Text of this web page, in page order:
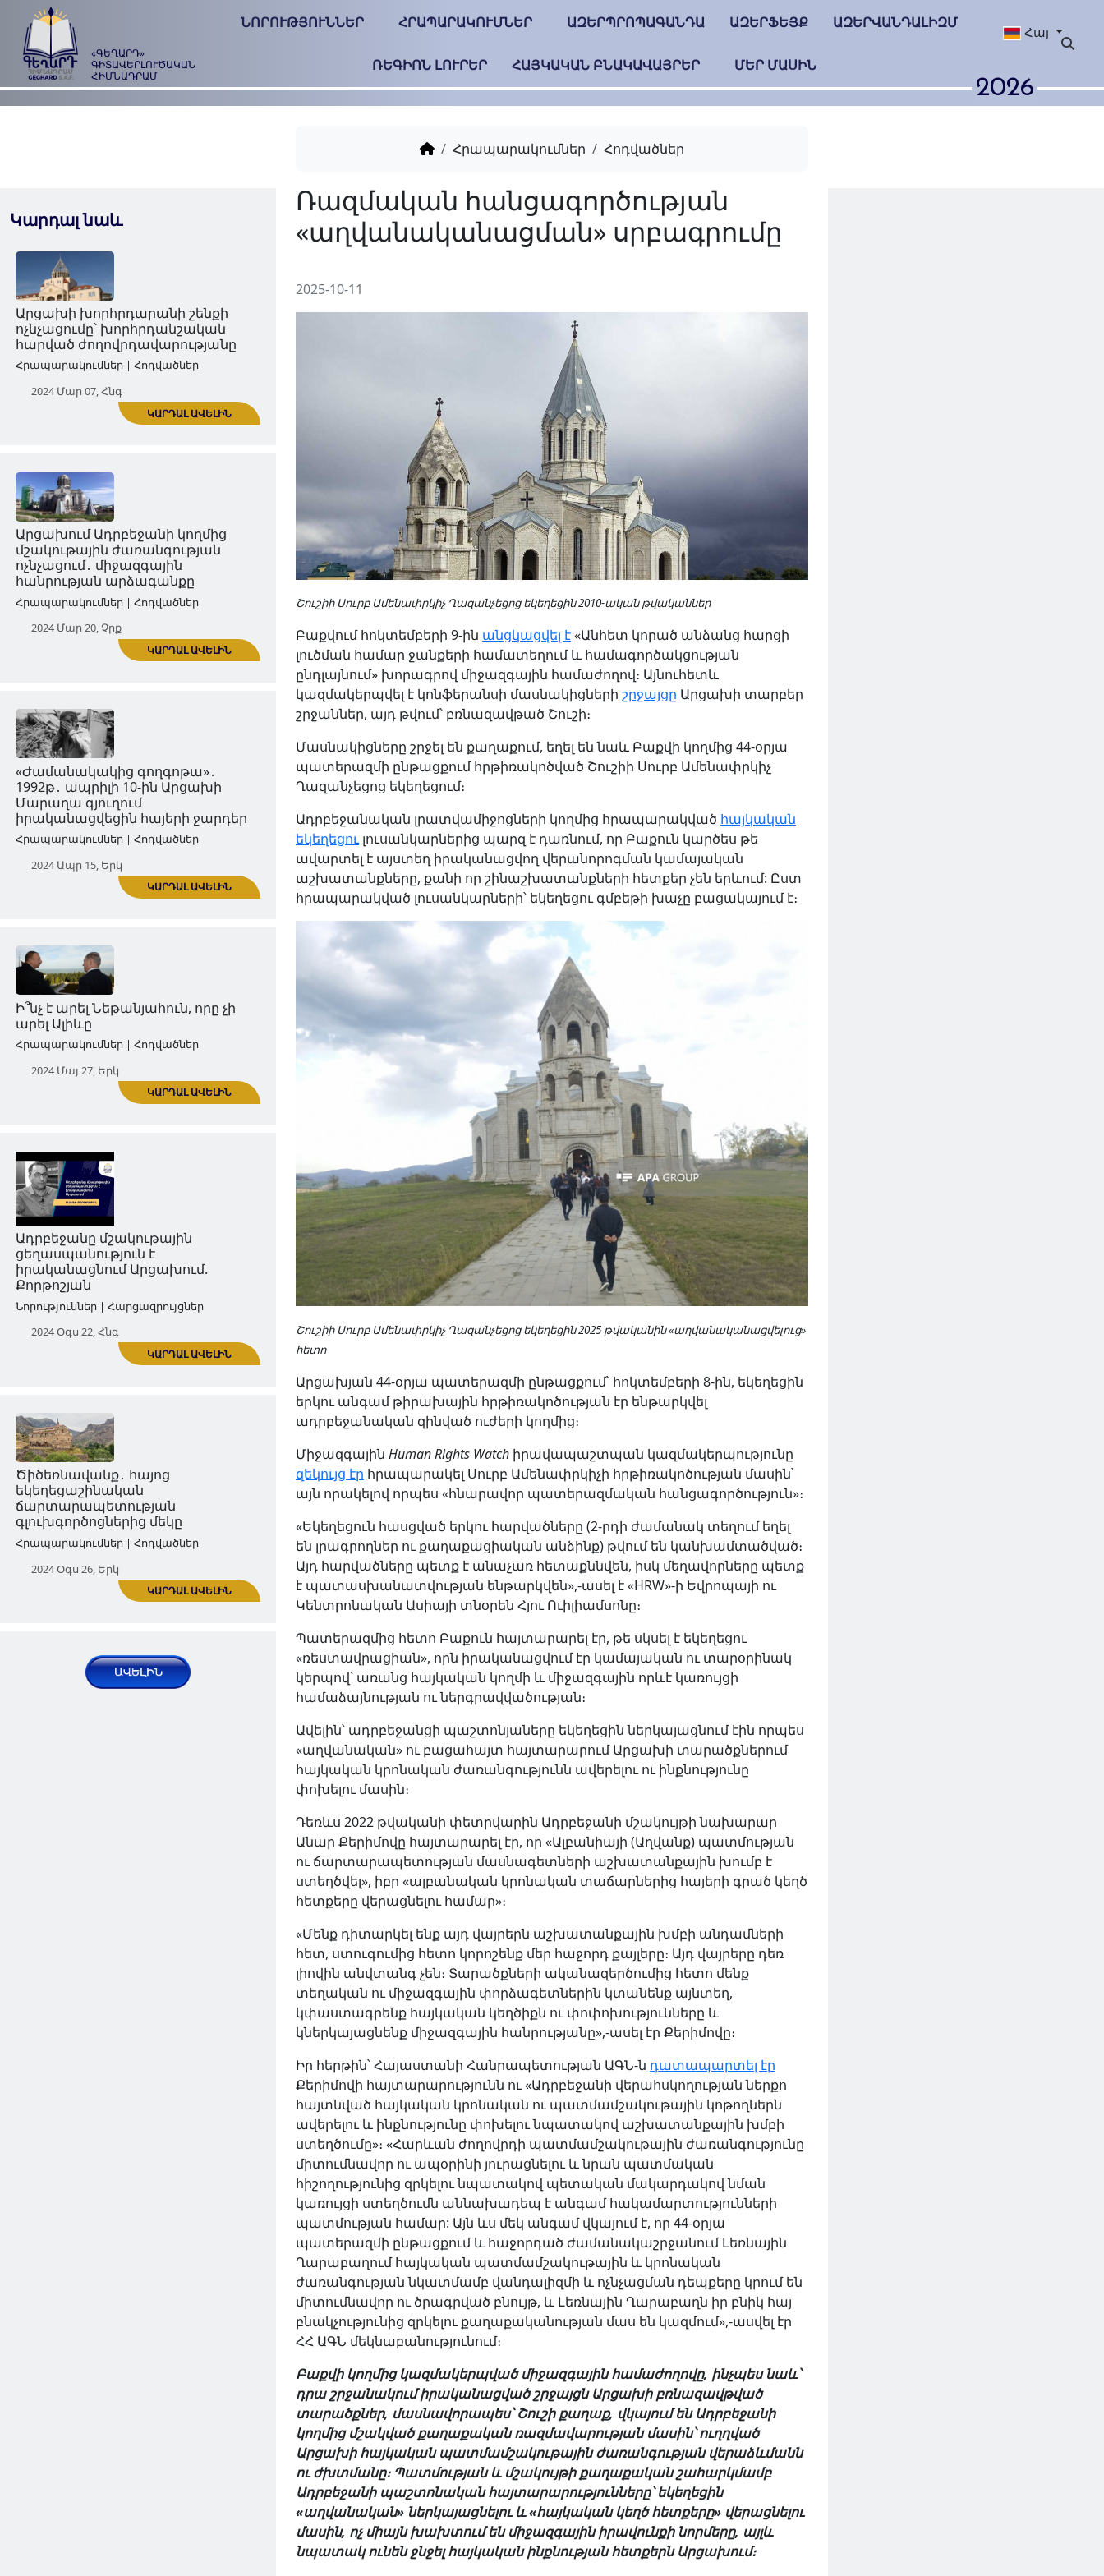
«ԳԵՂԱՐԴ»
ԳԻՏԱՎԵՐԼՈՒԾԱԿԱՆ
ՀԻՄՆԱԴՐԱՄ
ՆՈՐՈՒԹՅՈՒՆՆԵՐ ՀՐԱՊԱՐԱԿՈՒՄՆԵՐ ԱԶԵՐՊՐՈՊԱԳԱՆԴԱ ԱԶԵՐՖԵՅՔ ԱԶԵՐՎԱՆԴԱԼԻԶՄ
ՌԵԳԻՈՆ ԼՈՒՐԵՐ ՀԱՅԿԱԿԱՆ ԲՆԱԿԱՎԱՅՐԵՐ ՄԵՐ ՄԱՍԻՆ
Հայ
2026
Կարդալ նաև
Արցախի խորհրդարանի շենքի
ոչնչացումը՝ խորհրդանշական
հարված ժողովրդավարությանը
2024 Մար 07, Հնգ
ԿԱՐԴԱԼ ԱՎԵԼԻՆ
Արցախում Ադրբեջանի կողմից
ոչնչացում․ միջազգային
հանրության արձագանքը
Հրապարակումներ | Հոդվածներ
2024 Մար 20, Չրք
ԿԱՐԴԱԼ ԱՎԵԼԻՆ
«Ժամանակակից գողգոթա»․
1992թ․ ապրիլի 10-ին Արցախի
Մարաղա գյուղում
իրականացվեցին հայերի ջարդեր
Հրապարակումներ | Հոդվածներ
2024 Ապր 15, Երկ
ԿԱՐԴԱԼ ԱՎԵԼԻՆ
Ի՞նչ է արել Նեթանյահուն, որը չի
արել Ալիևը
Հրապարակումներ | Հոդվածներ
2024 Մայ 27, Երկ
ԿԱՐԴԱԼ ԱՎԵԼԻՆ
Ադրբեջանը մշակութային
ցեղասպանություն է
իրականացնում Արցախում.
2024 Օգս 22, Հնգ
ԿԱՐԴԱԼ ԱՎԵԼԻՆ
ԿԱՐԴԱԼ ԱՎԵԼԻՆ
Հրապարակումներ Հոդվածներ
Ռազմական հանցագործության
2025-10-11
Շուշիի Սուրբ Ամենափրկիչ Ղազանչեցոց եկեղեցին 2010-ական թվականներ
Բաքվում հոկտեմբերի 9-ին անցկացվել է«Անհետ կորած անձանց հարցի
լուծման համար ջանքերի համատեղում և համագործակցության
ընդլայնում» խորագրով միջազգային համաժողով։ Այնուհետև
կազմակերպվել է կոնֆերանսի մասնակիցների շրջայցը Արցախի տարբեր
շրջաններ, այդ թվում՝ բռնազավթած Շուշի։
Մասնակիցները շրջել են քաղաքում, եղել են նաև Բաքվի կողմից 44-օրյա
պատերազմի ընթացքում հրթիռակոծված Շուշիի Սուրբ Ամենափրկիչ
Ղազանչեցոց եկեղեցում։
Ադրբեջանական լրատվամիջոցների կողմից հրապարակված հայկական
եկեղեցուլուսանկարներից պարզ է դառնում, որ Բաքուն կարծես թե
ավարտել է այստեղ իրականացվող վերանորոգման կամայական
աշխատանքները, քանի որ շինաշխատանքների հետքեր չեն երևում: Ըստ
հրապարակված լուսանկարների՝ եկեղեցու գմբեթի խաչը բացակայում է։
Շուշիի Սուրբ Ամենափրկիչ Ղազանչեցոց եկեղեցին 2025 թվականին «աղվանականացվելուց»
հետո
Արցախյան 44-օրյա պատերազմի ընթացքում՝ հոկտեմբերի 8-ին, եկեղեցին
երկու անգամ թիրախային հրթիռակոծության էր ենթարկվել
ադրբեջանական զինված ուժերի կողմից։
Միջազգային Human Rights Watch իրավապաշտպան կազմակերպությունը
զեկույց էր հրապարակել Սուրբ Ամենափրկիչի հրթիռակոծության մասին՝
այն որակելով որպես «հնարավոր պատերազմական հանցագործություն»։
«Եկեղեցուն հասցված երկու հարվածները (2-րդի ժամանակ տեղում եղել
են լրագրողներ ու քաղաքացիական անձինք) թվում են կանխամտածված։
Այդ հարվածները պետք է անաչառ հետաքննվեն, իսկ մեղավորները պետք
է պատասխանատվության ենթարկվեն»,-ասել է «HRW»-ի Եվրոպայի ու
Կենտրոնական Ասիայի տնօրեն Հյու Ուիլիամսոնը։
Պատերազմից հետո Բաքուն հայտարարել էր, թե սկսել է եկեղեցու
«ռեստավրացիան», որն իրականացվում էր կամայական ու տարօրինակ
կերպով՝ առանց հայկական կողմի և միջազգային որևէ կառույցի
համաձայնության ու ներգրավվածության։
Ավելին՝ ադրբեջանցի պաշտոնյաները եկեղեցին ներկայացնում էին որպես
«աղվանական» ու բացահայտ հայտարարում Արցախի տարածքներում
հայկական կրոնական ժառանգությունն ավերելու ու ինքնությունը
փոխելու մասին։
Դեռևս 2022 թվականի փետրվարին Ադրբեջանի մշակույթի նախարար
Անար Քերիմովը հայտարարել էր, որ «Ալբանիայի (Աղվանք) պատմության
ու ճարտարապետության մասնագետների աշխատանքային խումբ է
ստեղծվել», իբր «ալբանական կրոնական տաճարներից հայերի գրած կեղծ
հետքերը վերացնելու համար»։
«Մենք դիտարկել ենք այդ վայրերն աշխատանքային խմբի անդամների
հետ, ստուգումից հետո կորոշենք մեր հաջորդ քայլերը։ Այդ վայրերը դեռ
լիովին անվտանգ չեն։ Տարածքների ականազերծումից հետո մենք
տեղական ու միջազգային փորձագետներին կտանենք այնտեղ,
կփաստագրենք հայկական կեղծիքն ու փոփոխությունները և
կներկայացնենք միջազգային հանրությանը»,-ասել էր Քերիմովը։
Իր հերթին՝ Հայաստանի Հանրապետության ԱԳՆ-ն դատապարտել էր
Քերիմովի հայտարարությունն ու «Ադրբեջանի վերահսկողության ներքո
հայտնված հայկական կրոնական ու պատմամշակութային կոթողներն
ավերելու և ինքնությունը փոխելու նպատակով աշխատանքային խմբի
ստեղծումը»։ «Հարևան ժողովրդի պատմամշակութային ժառանգությունը
միտումնավոր ու ապօրինի յուրացնելու և նրան պատմական
հիշողությունից զրկելու նպատակով պետական մակարդակով նման
կառույցի ստեղծումն աննախադեպ է անգամ հակամարտությունների
պատմության համար: Այն ևս մեկ անգամ վկայում է, որ 44-օրյա
պատերազմի ընթացքում և հաջորդած ժամանակաշրջանում Լեռնային
Ղարաբաղում հայկական պատմամշակութային և կրոնական
ժառանգության նկատմամբ վանդալիզմի և ոչնչացման դեպքերը կրում են
միտումնավոր ու ծրագրված բնույթ, և Լեռնային Ղարաբաղն իր բնիկ հայ
բնակչությունից զրկելու քաղաքականության մաս են կազմում»,-ասվել էր
ՀՀ ԱԳՆ մեկնաբանությունում։
Բաքվի կողմից կազմակերպված միջազգային համաժողովը, ինչպես նաև՝
դրա շրջանակում իրականացված շրջայցն Արցախի բռնազավթված
տարածքներ, մասնավորապես՝ Շուշի քաղաք, վկայում են Ադրբեջանի
կողմից մշակված քաղաքական ռազմավարության մասին՝ ուղղված
Արցախի հայկական պատմամշակութային ժառանգության վերաձևմանն
ու ժխտմանը։ Պատմության և մշակույթի քաղաքական շահարկմամբ
Ադրբեջանի պաշտոնական հայտարարությունները՝ եկեղեցին
«աղվանական» ներկայացնելու և «հայկական կեղծ հետքերը» վերացնելու
մասին, ոչ միայն խախտում են միջազգային իրավունքի նորմերը, այլև
նպատակ ունեն ջնջել հայկական ինքնության հետքերն Արցախում։